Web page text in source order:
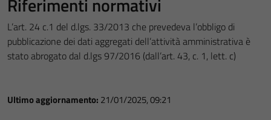
L’art. 24 c.1 del d.lgs. 33/2013 che prevedeva l’obbligo di
pubblicazione dei dati aggregati dell’attività amministrativa è
stato abrogato dal d.lgs 97/2016 (dall’art. 43, c. 1, lett. c)
Ultimo aggiornamento: 21/01/2025, 09:21